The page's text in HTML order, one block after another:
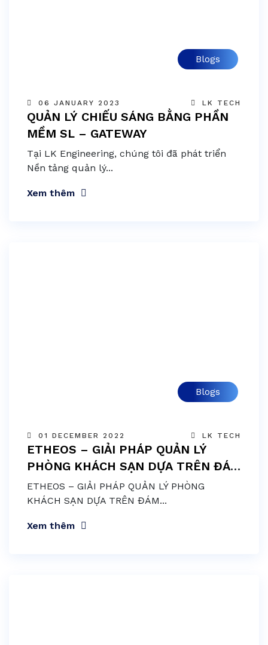
Blogs
06 JANUARY 2023 LK TECH
QUẢN LÝ CHIẾU SÁNG BẰNG PHẦN
MỀM SL – GATEWAY
Tại LK Engineering, chúng tôi đã phát triển
Nền tảng quản lý...
Xem thêm
Blogs
01 DECEMBER 2022 LK TECH
ETHEOS – GIẢI PHÁP QUẢN LÝ
PHÒNG KHÁCH SẠN DỰA TRÊN ĐÁM
MÂY
ETHEOS – GIẢI PHÁP QUẢN LÝ PHÒNG
KHÁCH SẠN DỰA TRÊN ĐÁM...
Xem thêm